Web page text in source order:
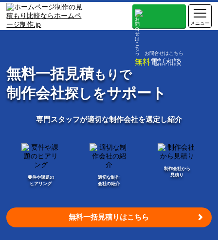
お問合せはこちら
無料電話相談
無料一括見積もりで
制作会社探しをサポート
専門スタッフが適切な制作会社を選定し紹介
要件や課題の
ヒアリング
適切な制作
会社の紹介
制作会社から
見積り
無料一括見積りはこちら